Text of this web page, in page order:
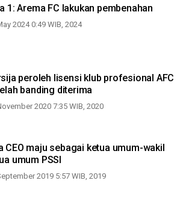
1: Arema FC lakukan pembenahan
2024 0:49 WIB, 2024
peroleh lisensi klub profesional AFC
banding diterima
2020 7:35 WIB, 2020
CEO maju sebagai ketua umum-wakil
umum PSSI
2019 5:57 WIB, 2019